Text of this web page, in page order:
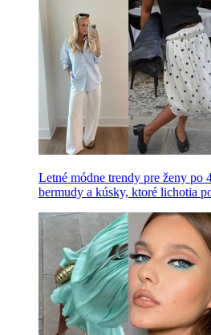
Letné módne trendy pre ženy po
bermudy a kúsky, ktoré lichotia